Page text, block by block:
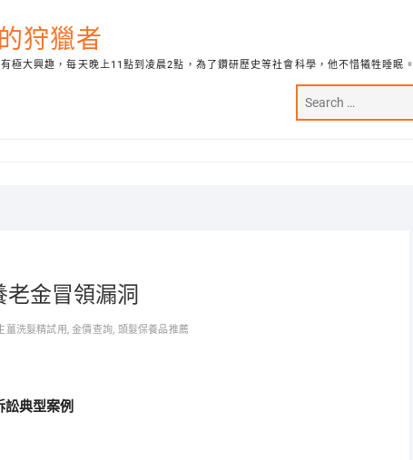
狩獵者
大興趣，每天晚上11點到凌晨2點，為了鑽研歷史等社會科學，他不惜犧牲睡眠。
金冒領漏洞
薑洗髮精試用,金價查詢, 頭髮保養品推薦
典型案例